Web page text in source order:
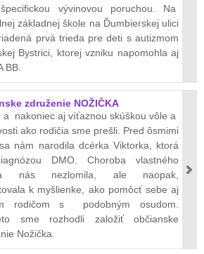
vývinovou poruchou. Na
základnej škole na Ďumbierskej ulici
prvá trieda pre deti s autizmom
Bystrici, ktorej vzniku napomohla aj
BB.
združenie NOŽIČKA
a nakoniec aj víťaznou skúškou vôle a
ako rodičia sme prešli. Pred ôsmimi
nám narodila dcérka Viktorka, ktorá
DMO. Choroba vlastného
nás nezlomila, ale naopak,
k myšlienke, ako pomôcť sebe aj
rodičom s podobným osudom.
sme rozhodli založiť občianske
Nožička.